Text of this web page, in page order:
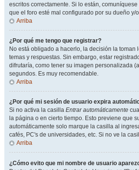
escritos correctamente. Si lo están,
que el foro esté mal configurado por su dueño
Arriba
¿Por qué me tengo que registrar?
No está obligado a hacerlo, la decisión la
temas y respuestas. Sin embargo, estar
difrutaría, como tener su imagen personalizada
segundos. Es muy recomendable.
Arriba
¿Por qué mi sesión de usuario expira
Si no activa la casilla Entrar automáticamente
la página o en cierto tiempo. Esto previene que
automáticamente solo marque la casilla al
cafés, PC's de universidades, etc. Si no ve la
Arriba
¿Cómo evito que mi nombre de usuario